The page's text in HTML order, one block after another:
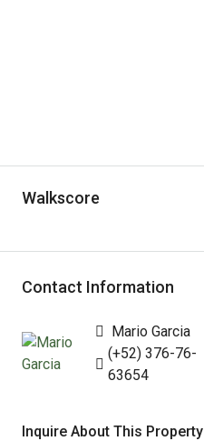
Walkscore
Contact Information
Mario Garcia
(+52) 376-76-
63654
Inquire About This Property